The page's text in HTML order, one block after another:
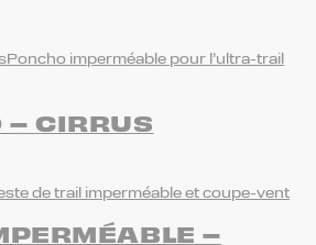
Poncho imperméable pour l’ultra-trail
– CIRRUS
de trail imperméable et coupe-vent
–